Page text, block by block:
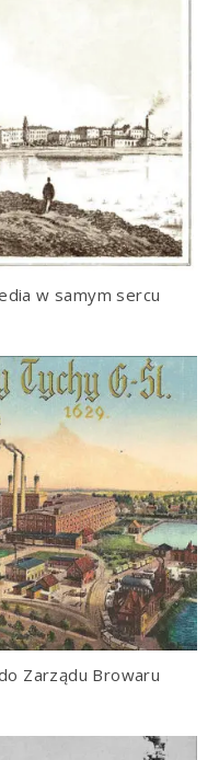
w samym sercu
Zarządu Browaru